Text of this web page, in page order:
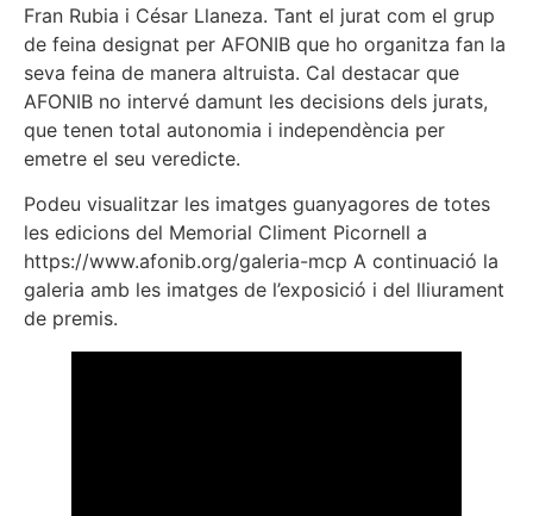
Fran Rubia i César Llaneza. Tant el jurat com el grup
de feina designat per AFONIB que ho organitza fan la
seva feina de manera altruista. Cal destacar que
AFONIB no intervé damunt les decisions dels jurats,
que tenen total autonomia i independència per
emetre el seu veredicte.
Podeu visualitzar les imatges guanyagores de totes
les edicions del Memorial Climent Picornell a
https://www.afonib.org/galeria-mcp A continuació la
galeria amb les imatges de l’exposició i del lliurament
de premis.